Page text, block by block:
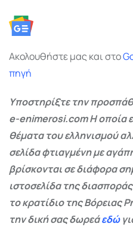
Ακολουθήστε μας και στο
πηγή
Υποστηρίξτε την
e-enimerosi.com Η οποία
θέματα του ελληνισμού
σελίδα φτιαγμένη με
βρίσκονται σε διάφορα
ιστοσελίδα της
το κρατίδιο της Βόρειας
την δική σας δωρεάεδώ